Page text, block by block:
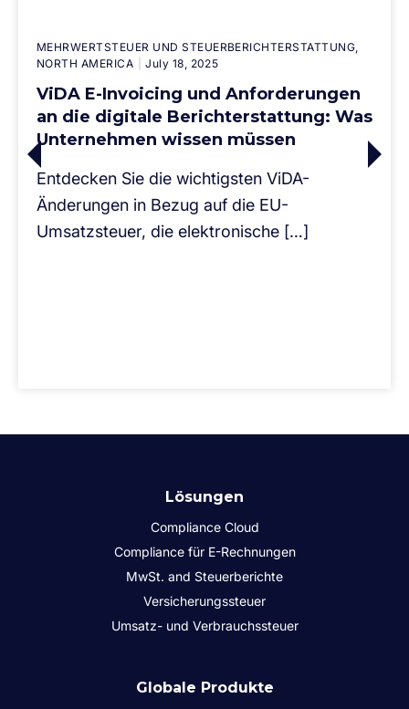
MEHRWERTSTEUER UND STEUERBERICHTERSTATTUNG
NORTH AMERICA
July 18, 2025
ViDA E-Invoicing und Anforderungen
an die digitale Berichterstattung: Was
Unternehmen wissen müssen
Entdecken Sie die wichtigsten ViDA-
Änderungen in Bezug auf die EU-
Umsatzsteuer, die elektronische […]
Lösungen
Compliance Cloud
Compliance für E-Rechnungen
MwSt. and Steuerberichte
Versicherungssteuer
Umsatz- und Verbrauchssteuer
Globale Produkte